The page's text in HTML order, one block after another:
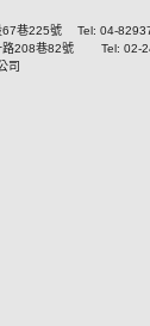
67巷225號 Tel: 04-
一路208巷82號 Tel:
司